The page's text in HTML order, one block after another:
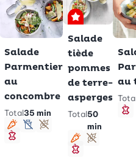
Salade
Parmentier
au
concombre
Total35 min
Végétarien
sans lactose
Sans gluten
Minceur
Premium
Salade
tiède
pommes
de terre-
asperges
Total50
min
Végétarien
Sans
Minceur
au